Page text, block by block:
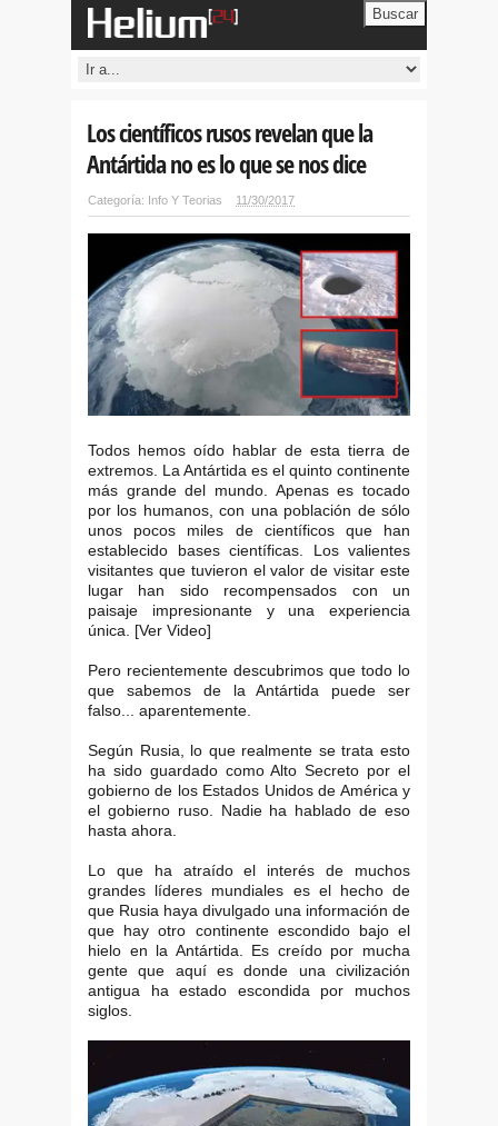
Buscar
Los científicos rusos revelan que la
Antártida no es lo que se nos dice
Categoría: Info Y Teorias 11/30/2017
Todos hemos oído hablar de esta tierra de
extremos. La Antártida es el quinto continente
más grande del mundo. Apenas es tocado
por los humanos, con una población de sólo
unos pocos miles de científicos que han
establecido bases científicas. Los valientes
visitantes que tuvieron el valor de visitar este
lugar han sido recompensados con un
paisaje impresionante y una experiencia
única. [Ver Video]
Pero recientemente descubrimos que todo lo
que sabemos de la Antártida puede ser
falso... aparentemente.
Según Rusia, lo que realmente se trata esto
ha sido guardado como Alto Secreto por el
gobierno de los Estados Unidos de América y
el gobierno ruso. Nadie ha hablado de eso
hasta ahora.
Lo que ha atraído el interés de muchos
grandes líderes mundiales es el hecho de
que Rusia haya divulgado una información de
que hay otro continente escondido bajo el
hielo en la Antártida. Es creído por mucha
gente que aquí es donde una civilización
antigua ha estado escondida por muchos
siglos.